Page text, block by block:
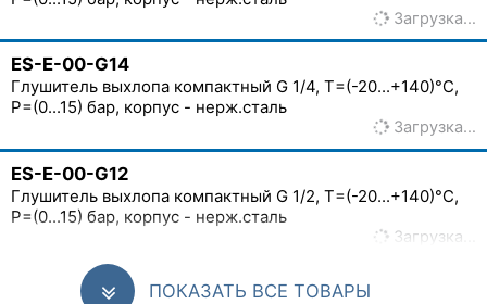
Загрузка…
ES-E-00-G14
Глушитель выхлопа компактный G 1/4, T=(-20...+140)°C,
P=(0...15) бар, корпус - нерж.сталь
Загрузка…
ES-E-00-G12
Глушитель выхлопа компактный G 1/2, T=(-20...+140)°C,
P=(0...15) бар, корпус - нерж.сталь
Загрузка…
ПОКАЗАТЬ ВСЕ ТОВАРЫ